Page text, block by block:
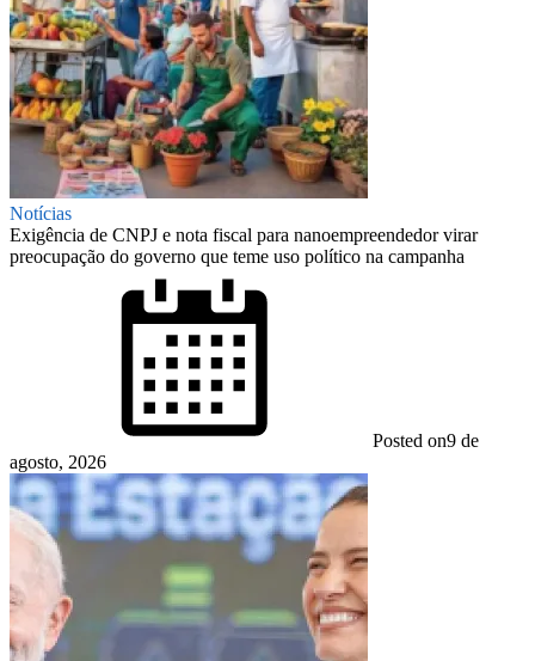
Notícias
Exigência de CNPJ e nota fiscal para nanoempreendedor virar
preocupação do governo que teme uso político na campanha
Posted on9 de
agosto, 2026